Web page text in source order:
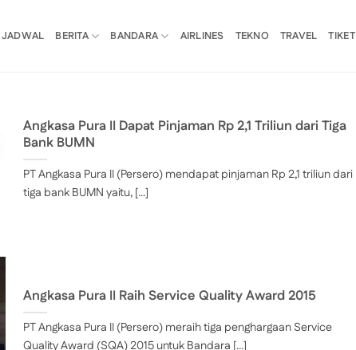
JADWAL BERITA BANDARA AIRLINES TEKNO TRAVEL TIKET
Angkasa Pura II Dapat Pinjaman Rp 2,1 Triliun dari Tiga
Bank BUMN
PT Angkasa Pura II (Persero) mendapat pinjaman Rp 2,1 triliun dari
tiga bank BUMN yaitu, [...]
Angkasa Pura II Raih Service Quality Award 2015
PT Angkasa Pura II (Persero) meraih tiga penghargaan Service
Quality Award (SQA) 2015 untuk Bandara [...]